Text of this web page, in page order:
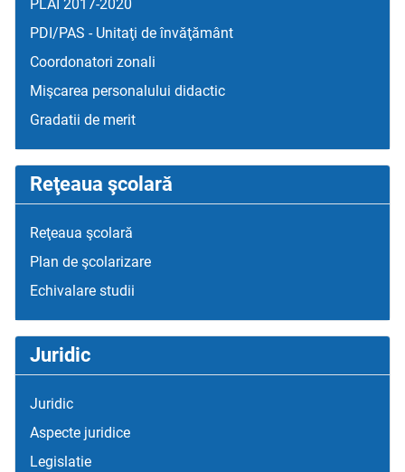
PLAI 2017-2020
PDI/PAS - Unitaţi de învăţământ
Coordonatori zonali
Mişcarea personalului didactic
Gradatii de merit
Reţeaua şcolară
Reţeaua şcolară
Plan de şcolarizare
Echivalare studii
Juridic
Juridic
Aspecte juridice
Legislatie